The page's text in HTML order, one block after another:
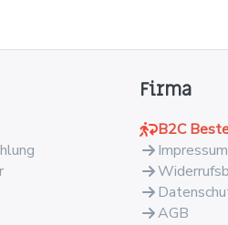
Firma
B2C
Impressum
AGB